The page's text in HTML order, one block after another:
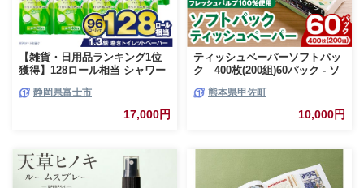
【雑貨・日用品ランキング1位
獲得】128ロール相当 シャワー
ー ダブル プレミアムシンラ 96
ロール (12R×8パック) 配達時間
指定可能 1.3倍巻き トイレット
ーパー 人気 おすすめ [sf001-
012]
静岡県富士市
17,000円
ティッシュペーパーソフトパッ
ク 400枚(200組)60パック - ソ
ー 生活用品 雑貨 日用品 必需品
紙 常備品 まとめ買い 備蓄 防災
ストック 熊本県 甲佐町【ZC】
熊本県甲佐町
10,000円